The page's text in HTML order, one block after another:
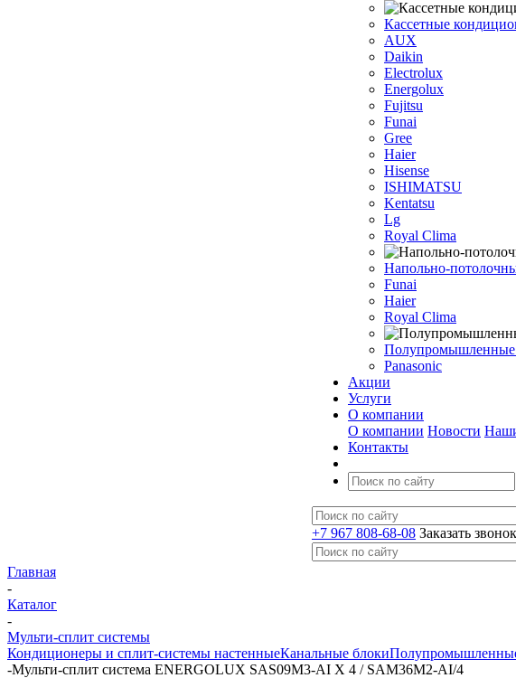
Кассетные
AUX
Daikin
Electrolux
Energolux
Fujitsu
Funai
Gree
Haier
Hisense
ISHIMATSU
Kentatsu
Lg
Royal Clima
Напольно-
Funai
Haier
Royal Clima
Полупромышленные
Panasonic
Акции
Услуги
О компании
О компании Новости
Контакты
+7 967 808-68-08 Заказать звонок
Главная
-
Каталог
-
Мульти-сплит системы
Кондиционеры и сплит-системы настенныеКанальные блоки
-Мульти-сплит система ENERGOLUX SAS09M3-AI X 4 / SAM36M2-AI/4